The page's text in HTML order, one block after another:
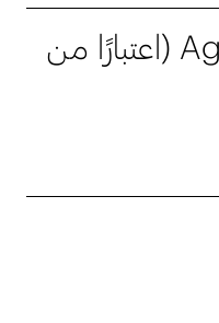
إجمالي الأثر مع دعم Agility (اعتبارًا من